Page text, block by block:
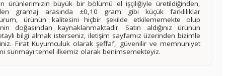
ürünlerimizin büyük bir bölümü el işçiliğiyle üretildiğinden,
gramaj arasında ±0,10 gram gibi küçük farklılıklar
ürünün kalitesini hiçbir şekilde etkilememekte olup
doğasından kaynaklanmaktadır. Satın aldığınız ürünün
bilgi almak isterseniz, iletişim sayfamız üzerinden bizimle
Fırat Kuyumculuk olarak şeffaf, güvenilir ve memnuniyet
sunmayı temel ilkemiz olarak benimsemekteyiz.